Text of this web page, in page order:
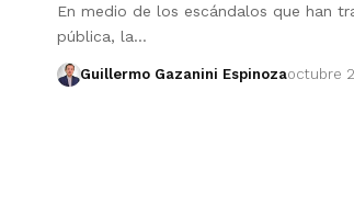
En medio de los escándalos que han
pública, la…
Guillermo Gazanini Espinozaoctubre